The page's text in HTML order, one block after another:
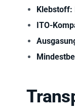
Klebstoff:
ITO-